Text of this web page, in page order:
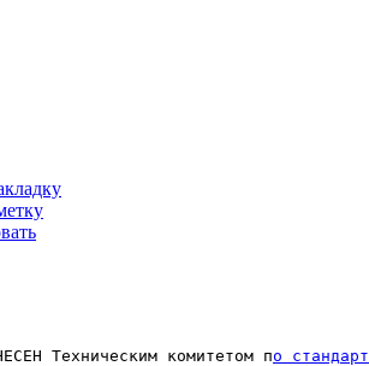
Техническим комитетом по